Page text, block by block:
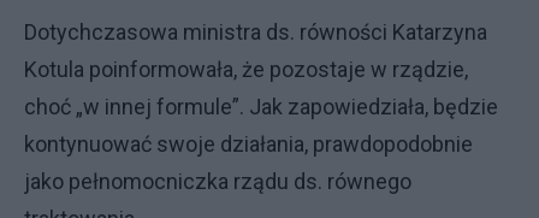
Dotychczasowa ministra ds. równości Katarzyna
Kotula poinformowała, że pozostaje w rządzie,
choć „w innej formule”. Jak zapowiedziała, będzie
kontynuować swoje działania, prawdopodobnie
jako pełnomocniczka rządu ds. równego